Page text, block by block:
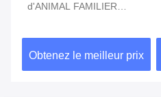
d'ANIMAL FAMILIER
machine de métallisation
sous vide
Obtenez le meilleur prix